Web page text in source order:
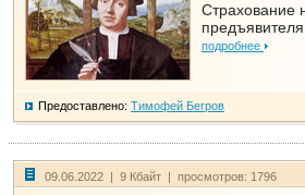
Страхование
предъявителя
подробнее
Предоставлено: Тимофей Бегров
09.06.2022 | 9 Кбайт | просмотров: 1796